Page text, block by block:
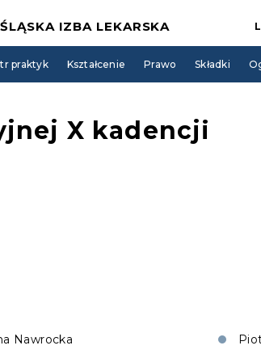
IZBA LEKARSKA
praktyk Kształcenie Prawo Składki
X kadencji
Nawrocka